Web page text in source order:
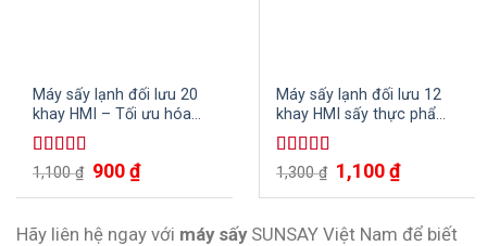
Máy sấy lạnh đối lưu 20
khay HMI – Tối ưu hóa
quy trình sấy khô
Được xếp
sao
1,100₫ 900₫
Máy sấy lạnh đối lưu 12
khay HMI sấy thực phẩm,
nông sản và các loại thủy
hải sản nhanh chóng, tiện
lợi
Được xếp
5
sao
1,300₫ 1,100₫
Hãy liên hệ ngay với máy sấySUNSAY Việt Nam để biết